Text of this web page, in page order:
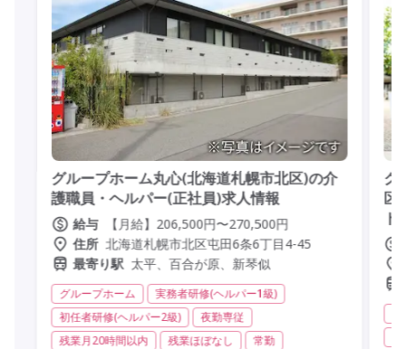
グループホーム丸心(北海道札幌市北区)の介
護職員・ヘルパー(正社員)求人情報
給与
【月給】206,500円〜270,500円
住所 北海道札幌市北区屯田6条6丁目4-45
最寄り駅 太平、百合が原、新琴似
グループホーム
実務者研修(ヘルパー1級)
初任者研修(ヘルパー2級)
夜勤専従
残業月20時間以内
残業ほぼなし
常勤
グ
区
ト